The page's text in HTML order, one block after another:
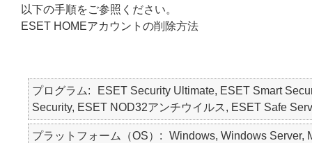
以下の手順をご参照ください。
ESET HOMEアカウントの削除方法
プログラム
ESET Security Ultimate, ESET Smart
Security, ESET NOD32アンチウイルス, ESET Safe
プラットフォーム（OS） Windows, Windows Server,